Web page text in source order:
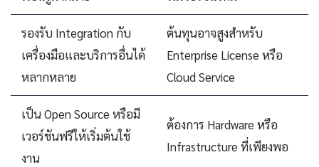
รองรับ Integration กับ
เครื่องมือและบริการอื่นได้
หลากหลาย
ต้นทุนอาจสูงสำหรับ
Enterprise License หรือ
Cloud Service
เป็น Open Source หรือมี
เวอร์ชันฟรีให้เริ่มต้นใช้
งาน
ต้องการ Hardware หรือ
Infrastructure ที่เพียงพอ